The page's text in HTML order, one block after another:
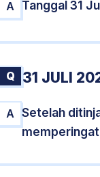
A Tanggal 31
Q 31 JULI
A
Setelah